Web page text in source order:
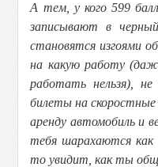
А тем, у кого 599
записывают в
становятся изгоями
на какую работу
работать нельзя),
билеты на
аренду автомобиль и
тебя шарахаются как
то увидит, как ты